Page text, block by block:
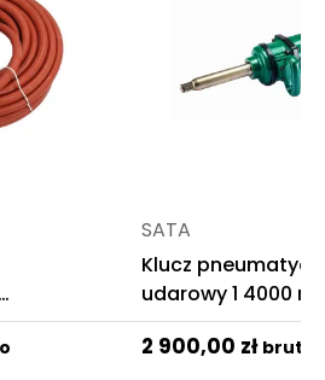
15m
SATA
Klucz
udarowy 1 4000
2 900,00 zł brutto